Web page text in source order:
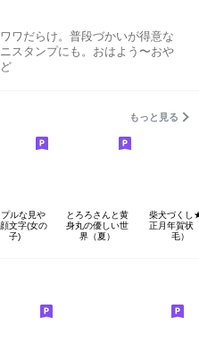
ワだらけ。普段づかいが得意な
スタンプにも。おはよう〜おや
もっと見る
プルな見や
文字(女の
子)
とろろさんと黄
身丸の優しい世
界（夏）
柴犬づくし
正月年賀状
毛）